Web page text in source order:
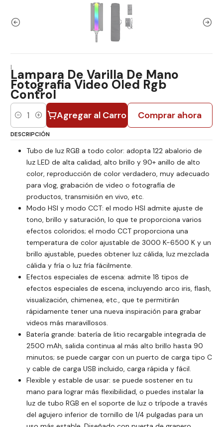
|Lampara De Varilla De Mano
Fotografia Video Oled Rgb
Control
Cantidad Agregar al Carro Comprar ahora
DESCRIPCIÓN
Tubo de luz RGB a todo color: adopta 122 abalorio de
luz LED de alta calidad, alto brillo y 90+ anillo de alto
color, reproducción de color verdadero, muy adecuado
para vlog, grabación de video o fotografía de
productos, transmisión en vivo, etc.
Modo HSI y modo CCT: el modo HSI admite ajuste de
tono, brillo y saturación, lo que te proporciona varios
efectos coloridos; el modo CCT proporciona una
temperatura de color ajustable de 3000 K-6500 K y un
brillo ajustable, puedes obtener luz cálida, luz mezclada
cálida y fría o luz fría fácilmente.
Efectos especiales de escena: admite 18 tipos de
efectos especiales de escena, incluyendo arco iris, flash,
visualización, chimenea, etc., que te permitirán
rápidamente tener una nueva inspiración para grabar
videos más maravillosos.
Batería grande: batería de litio recargable integrada de
2500 mAh, salida continua al más alto brillo hasta 90
minutos; se puede cargar con un puerto de carga tipo C
y cable de carga USB incluido, carga rápida y fácil.
Flexible y estable de usar: se puede sostener en tu
mano para lograr más flexibilidad, o puedes instalar la
luz de tubo RGB en el soporte de luz o trípode a través
del agujero inferior de tornillo de 1/4 pulgadas para un